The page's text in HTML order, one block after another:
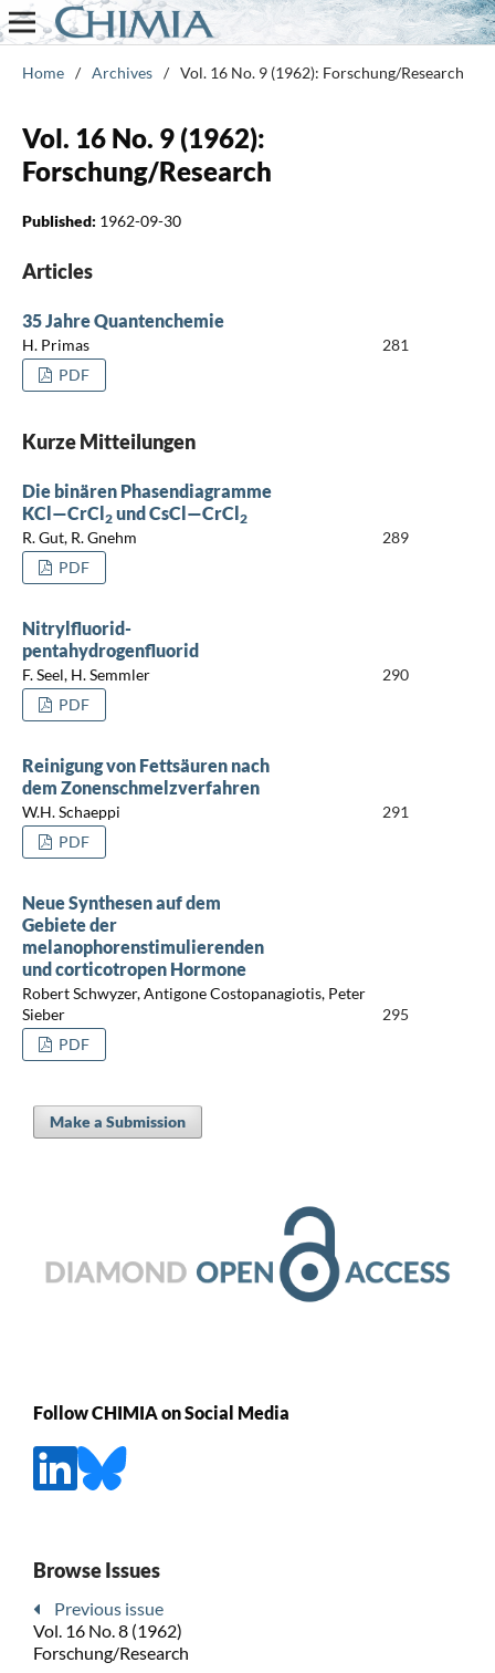
Home / Archives / Vol. 16 No. 9 (1962): Forschung/Research
Vol. 16 No. 9 (1962):
Forschung/Research
Published: 1962-09-30
Articles
35 Jahre Quantenchemie
H. Primas
281
PDF
Kurze Mitteilungen
Die binären Phasendiagramme
KCl—CrCl2und CsCl—CrCl2
R. Gut, R. Gnehm
289
PDF
Nitrylfluorid-
pentahydrogenfluorid
F. Seel, H. Semmler
290
PDF
Reinigung von Fettsäuren nach
dem Zonenschmelzverfahren
W.H. Schaeppi
291
PDF
Neue Synthesen auf dem
Gebiete der
melanophorenstimulierenden
und corticotropen Hormone
Robert Schwyzer, Antigone Costopanagiotis, Peter
Sieber
295
PDF
Make a Submission
Follow CHIMIA on Social Media
Browse Issues
Previous issue
Vol. 16 No. 8 (1962)
Forschung/Research